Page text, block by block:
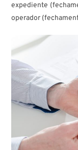
expediente
operador